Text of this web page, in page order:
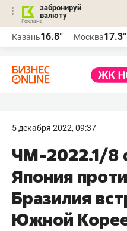
забронируй
валюту
Казань16.8° Москва17.3°
5 декабря 2022, 09:37
ЧМ-2022.1/8
Япония
Бразилия
Южной